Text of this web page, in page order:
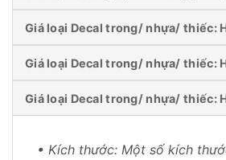
Giá loại Decal trong/ nhựa/ thiếc:
Giá loại Decal trong/ nhựa/ thiếc:
Giá loại Decal trong/ nhựa/ thiếc:
• Kích thước: Một số kích